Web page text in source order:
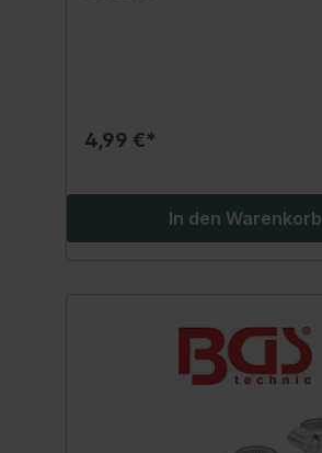
4,99 €*
In den Warenkorb